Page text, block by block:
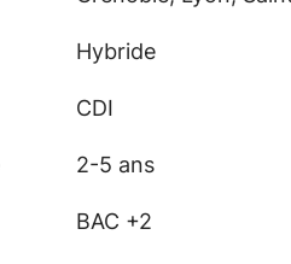
Hybride
CDI
2-5 ans
BAC +2